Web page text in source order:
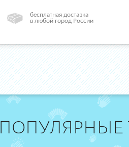
бесплатная доставка
в любой город России
ПОПУЛЯРНЫЕ